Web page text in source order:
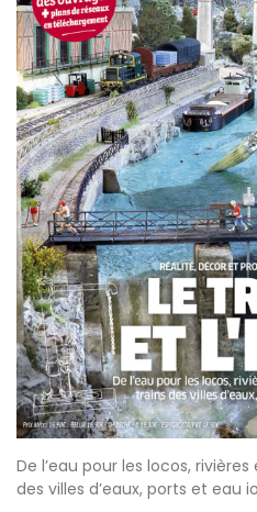
De l’eau pour les locos,
des villes d’eaux, ports et eau